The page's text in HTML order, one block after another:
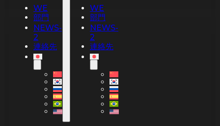
WE
部門
NEWS-
2
連絡先
WE
部門
NEWS-
2
連絡先